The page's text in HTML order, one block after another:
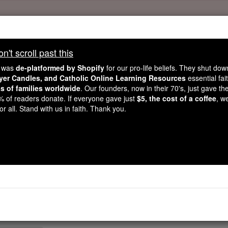
2.2 Million Students Are Being
like you, Catholic Online School has already
countries. In an age of noise and algorithms, you are
gave just $5 — the cost of a coffee — we could reach
Be Catholic. Stand with us today.
scroll past this
de-platformed by Shopify for our pro-life beliefs. They shut
Candles, and Catholic Online Learning Resources essential
of families worldwide. Our founders, now in their 70's, just gave
of readers donate. If everyone gave just $5, the cost of a coffee,
all. Stand with us in faith. Thank you.